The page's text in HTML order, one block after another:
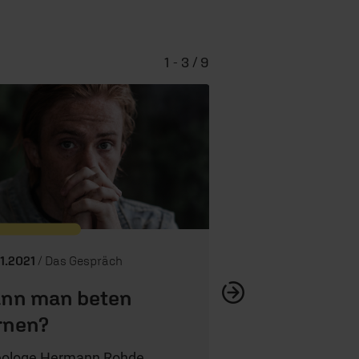
/ Das Gespräch
man beten
1 - 3 / 9